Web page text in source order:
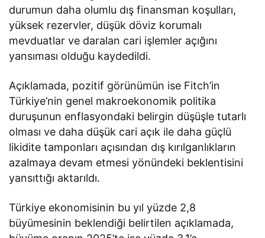
durumun daha olumlu dış finansman koşulları,
yüksek rezervler, düşük döviz korumalı
mevduatlar ve daralan cari işlemler açığını
yansıması olduğu kaydedildi.
Açıklamada, pozitif görünümün ise Fitch’in
Türkiye’nin genel makroekonomik politika
duruşunun enflasyondaki belirgin düşüşle tutarlı
olması ve daha düşük cari açık ile daha güçlü
likidite tamponları açısından dış kırılganlıkların
azalmaya devam etmesi yönündeki beklentisini
yansıttığı aktarıldı.
Türkiye ekonomisinin bu yıl yüzde 2,8
büyümesinin beklendiği belirtilen açıklamada,